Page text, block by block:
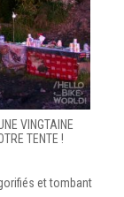
VINGTAINE
TENTE !
et tombant